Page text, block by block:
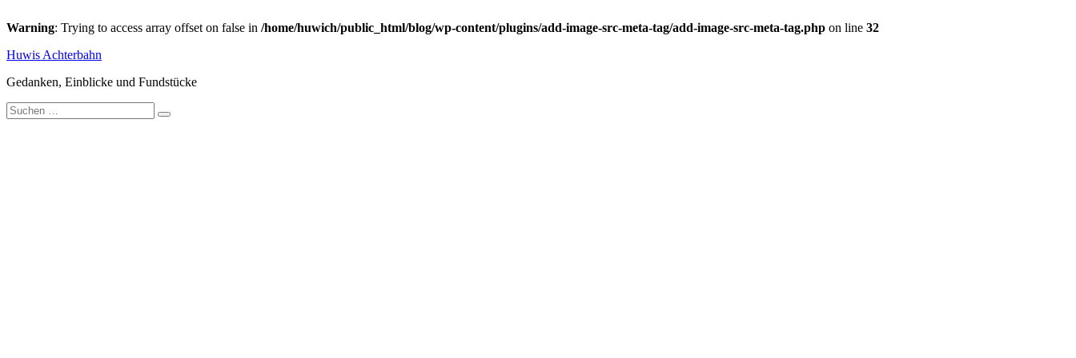
Warning: Trying to access array offset on false in /home/huwich/public_html/blog/wp-content/plugins/add-image-src-meta-tag/add-image-src-meta-tag.php on line 32
Inhalt
Huwis Achterbahn
Gedanken, Einblicke und Fundstücke
Suche
nach: